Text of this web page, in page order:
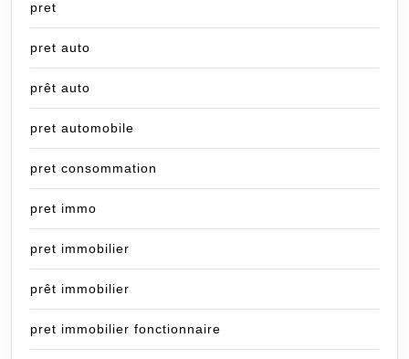
pret
pret auto
prêt auto
pret automobile
pret consommation
pret immo
pret immobilier
prêt immobilier
pret immobilier fonctionnaire